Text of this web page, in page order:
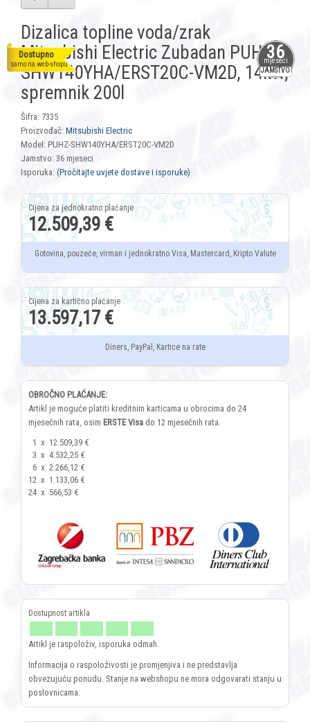
36
mjeseci
JAMSTVO
Dostupno
samo na web-shopu
Dizalica topline voda/zrak
Mitsubishi Electric Zubadan PUHZ-
SHW140YHA/ERST20C-VM2D, 14kW,
spremnik 200l
Šifra: 7335
Proizvođač: Mitsubishi Electric
Model: PUHZ-SHW140YHA/ERST20C-VM2D
Jamstvo: 36 mjeseci
Isporuka: (Pročitajte uvjete dostave i isporuke)
12.509,39 €
Gotovina, pouzeće, virman i jednokratno Visa, Mastercard, Kripto Valute
13.597,17 €
Diners, PayPal, Kartice na rate
OBROČNO PLAĆANJE:
Artikl je moguće platiti kreditnim karticama u obrocima do 24
mjesečnih rata, osim ERSTE Visa do 12 mjesečnih rata.
1 x 12.509,39 €
3 x 4.532,25 €
6 x 2.266,12 €
12 x 1.133,06 €
24 x 566,53 €
Artikl je raspoloživ, isporuka odmah.
Informacija o raspoloživosti je promjenjiva i ne predstavlja
obvezujuću ponudu. Stanje na webshopu ne mora odgovarati stanju u
poslovnicama.